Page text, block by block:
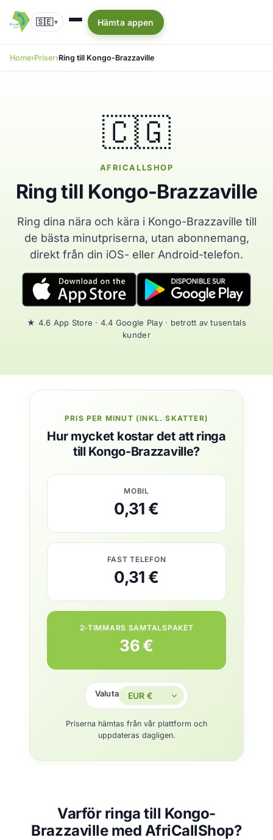
🇸🇪▾ Hämta appen
Home Priser Ring till Kongo-Brazzaville
🇨🇬
AFRICALLSHOP
Ring till Kongo-Brazzaville
Ring dina nära och kära i Kongo-Brazzaville till
de bästa minutpriserna, utan abonnemang,
direkt från din iOS- eller Android-telefon.
★ 4.6 App Store · 4.4 Google Play · betrott av tusentals
kunder
PRIS PER MINUT (INKL. SKATTER)
Hur mycket kostar det att ringa
till Kongo-Brazzaville?
MOBIL
0,31 €
FAST TELEFON
0,31 €
2-TIMMARS SAMTALSPAKET
36 €
Valuta
Priserna hämtas från vår plattform och
uppdateras dagligen.
Varför ringa till Kongo-
Brazzaville med AfriCallShop?